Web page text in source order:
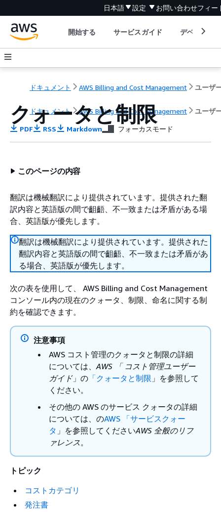
日本語 設定 お問い合わせフィー
開始する サービスガイド デベロッパ
ドキュメント AWS Billing and Cost Management
ドキュメント AWS Billing and Cost Management ユーザ
クォータと制限
PDF RSS Markdown フォーカスモード
このページの内容
翻訳は機械翻訳により提供されています。提供された翻
訳内容と英語版の間で齟齬、不一致または矛盾がある場
合、英語版が優先します。
翻訳は機械翻訳により提供されています。提供された
翻訳内容と英語版の間で齟齬、不一致または矛盾があ
る場合、英語版が優先します。
次の表を使用して、 AWS Billing and Cost Management
コンソール内の現在のクォータ、制限、命名に関する制
約を確認できます。
注意事項
AWS コスト管理のクォータと制限の詳細
については、AWS 「 コスト管理ユーザー
ガイド」の 「クォータと制限 」を参照して
ください。
その他の AWS のサービス クォータの詳細
については、のAWS 「サービスクォー
タ 」を参照してくださいAWS 全般のリフ
ァレンス。
トピック
コストカテゴリ
発注書